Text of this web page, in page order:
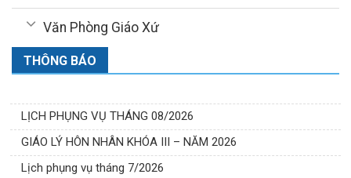
Văn Phòng Giáo Xứ
THÔNG BÁO
LỊCH PHỤNG VỤ THÁNG 08/2026
GIÁO LÝ HÔN NHÂN KHÓA III – NĂM 2026
Lịch phụng vụ tháng 7/2026